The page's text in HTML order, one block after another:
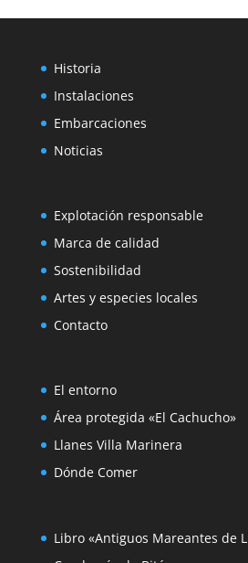
Historia
Instalaciones
Embarcaciones
Noticias
Explotación responsable
Marca de calidad
Sostenibilidad
Artes y especies locales
Contacto
El entorno
Área protegida «El Cachucho»
Llanes Villa Marinera
Dónde Comer
Libro «Antiguos Mareantes de